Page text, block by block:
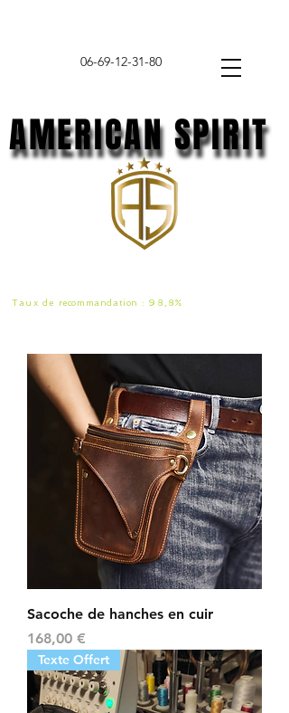
06-69-12-31-80
AMERICAN SPIRIT
AMERICAN SPIRIT
Taux de recommandation : 98,8%
Sacoche de hanches en cuir
Prix
168,00 €
Texte Offert